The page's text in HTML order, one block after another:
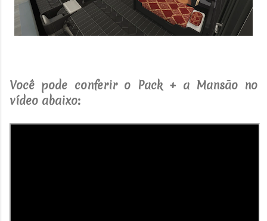
Você pode conferir o Pack + a Mansão no
vídeo abaixo: